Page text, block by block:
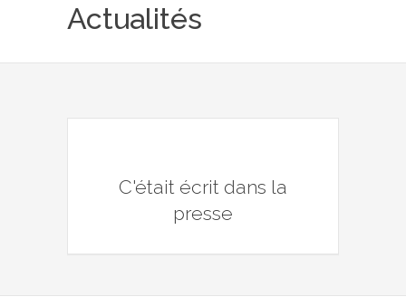
Actualités
C'était écrit dans la
presse